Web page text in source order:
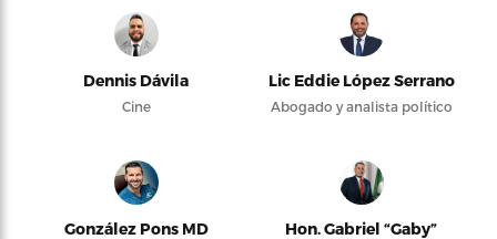
Dennis Dávila
Cine
Lic Eddie López Serrano
Abogado y analista político
González Pons MD
Hon. Gabriel “Gaby”